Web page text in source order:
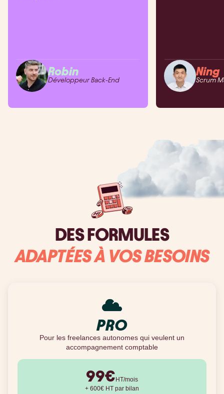
Robin
Développeur Back-End
Ning
Scrum
DES FORMULES
ADAPTÉES À VOS BESOINS
PRO
Pour les freelances autonomes qui veulent un
accompagnement comptable
99€HT/mois
+ 600€ HT par bilan